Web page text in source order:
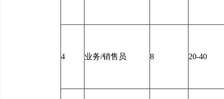
4 业务/销售员 8 20-40